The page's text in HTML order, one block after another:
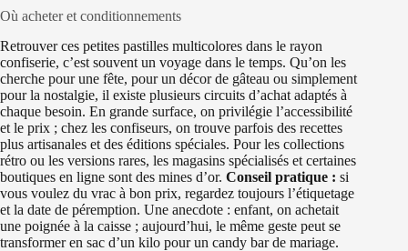
Où acheter et conditionnements
Retrouver ces petites pastilles multicolores dans le rayon
confiserie, c’est souvent un voyage dans le temps. Qu’on les
cherche pour une fête, pour un décor de gâteau ou simplement
pour la nostalgie, il existe plusieurs circuits d’achat adaptés à
chaque besoin. En grande surface, on privilégie l’accessibilité
et le prix ; chez les confiseurs, on trouve parfois des recettes
plus artisanales et des éditions spéciales. Pour les collections
rétro ou les versions rares, les magasins spécialisés et certaines
boutiques en ligne sont des mines d’or. Conseil pratique : si
vous voulez du vrac à bon prix, regardez toujours l’étiquetage
et la date de péremption. Une anecdote : enfant, on achetait
une poignée à la caisse ; aujourd’hui, le même geste peut se
transformer en sac d’un kilo pour un candy bar de mariage.